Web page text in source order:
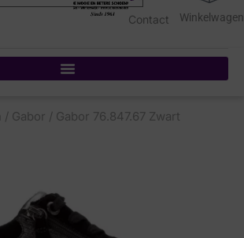
Contact
/ Gabor / Gabor 76.847.67 Zwart